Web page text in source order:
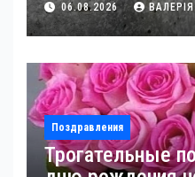
06.08.2026
Поздравления
Трогательные